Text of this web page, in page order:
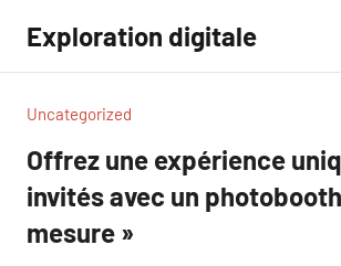
contenu
Exploration digitale
Uncategorized
Offrez une expérience
invités avec un
mesure »